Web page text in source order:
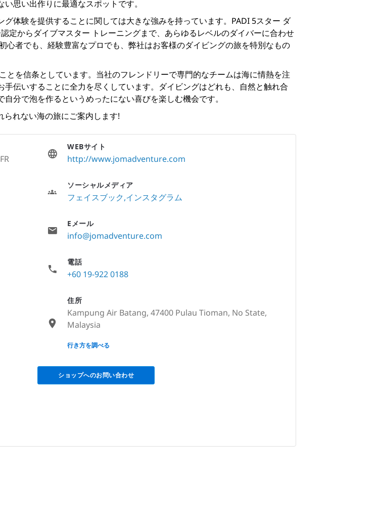
思い出作りに最適なスポットです。
体験を提供することに関しては大きな強みを持っています。PADI 5スター ダ
定からダイブマスター トレーニングまで、あらゆるレベルのダイバーに合わせ
心者でも、経験豊富なプロでも、弊社はお客様のダイビングの旅を特別なもの
を信条としています。当社のフレンドリーで専門的なチームは海に情熱を注
伝いすることに全力を尽くしています。ダイビングはどれも、自然と触れ合
分で泡を作るというめったにない喜びを楽しむ機会です。
れない海の旅にご案内します!
WEBサイト
http://www.jomadventure.com
ソーシャルメディア
フェイスブック インスタグラム
Eメール
info@jomadventure.com
電話
+60 19-922 0188
住所
Kampung Air Batang, 47400 Pulau Tioman, No State,
Malaysia
None
行き方を調べる
ショップへのお問い合わせ